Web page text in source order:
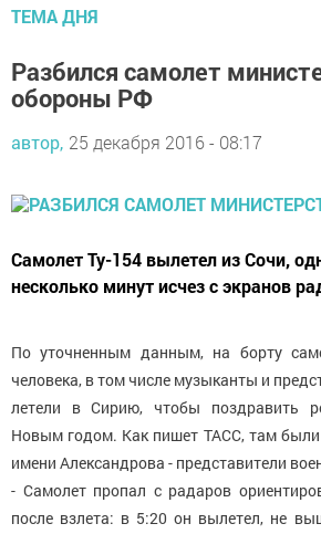
ТЕМА ДНЯ
Разбился самолет
обороны РФ
автор, 25 декабря 2016 - 08:17
Самолет Ту-154 вылетел из Сочи,
несколько минут исчез с экранов
По уточненным данным, на борту
человека, в том числе музыканты и
летели в Сирию, чтобы поздравить
Новым годом. Как пишет ТАСС, там
имени Александрова - представители
- Самолет пропал с радаров
после взлета: в 5:20 он вылетел, не